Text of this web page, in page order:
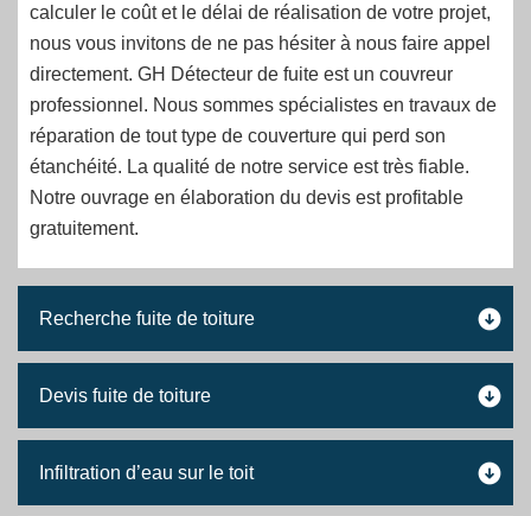
calculer le coût et le délai de réalisation de votre projet,
nous vous invitons de ne pas hésiter à nous faire appel
directement. GH Détecteur de fuite est un couvreur
professionnel. Nous sommes spécialistes en travaux de
réparation de tout type de couverture qui perd son
étanchéité. La qualité de notre service est très fiable.
Notre ouvrage en élaboration du devis est profitable
gratuitement.
Recherche fuite de toiture
Devis fuite de toiture
Infiltration d’eau sur le toit